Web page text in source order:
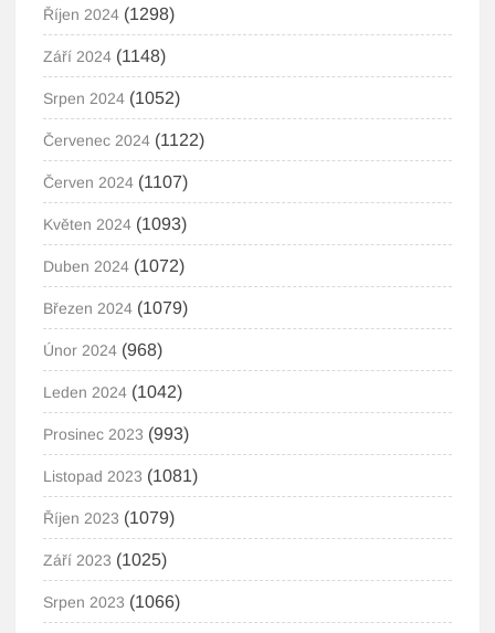
Říjen 2024 (1298)
Září 2024 (1148)
Srpen 2024 (1052)
Červenec 2024 (1122)
Červen 2024 (1107)
Květen 2024 (1093)
Duben 2024 (1072)
Březen 2024 (1079)
Únor 2024 (968)
Leden 2024 (1042)
Prosinec 2023 (993)
Listopad 2023 (1081)
Říjen 2023 (1079)
Září 2023 (1025)
Srpen 2023 (1066)